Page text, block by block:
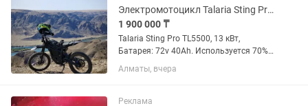
Электромотоцикл Talaria Sting Pro TL5500
1 900 000 ₸
Talaria Sting Pro TL5500, 13 кВт,
Батарея: 72v 40Ah. Используется 70%
город, 30% горы. YouTube@ — можно
тут посмотреть. Масло в редукторе
тюнинг: гарды, зеркала,...
Алматы, вчера
Реклама